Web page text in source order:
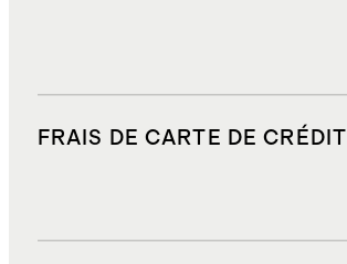
FRAIS DE CARTE DE CRÉDIT